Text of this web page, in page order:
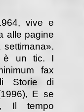
vive e
alle pagine
è un tic. I
fax
Storie di
E se
Il tempo